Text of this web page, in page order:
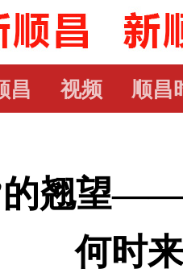
昌 视频 顺昌
的翘望
何时